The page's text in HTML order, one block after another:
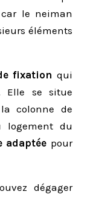
le neiman
éléments
fixation qui
Elle se situe
colonne de
logement du
adaptée pour
dégager